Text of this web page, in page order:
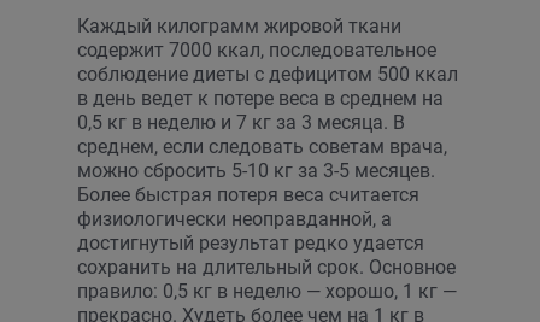
Каждый килограмм жировой ткани
содержит 7000 ккал, последовательное
соблюдение диеты с дефицитом 500 ккал
в день ведет к потере веса в среднем на
0,5 кг в неделю и 7 кг за 3 месяца. В
среднем, если следовать советам врача,
можно сбросить 5-10 кг за 3-5 месяцев.
Более быстрая потеря веса считается
физиологически неоправданной, а
достигнутый результат редко удается
сохранить на длительный срок. Основное
правило: 0,5 кг в неделю — хорошо, 1 кг —
прекрасно. Худеть более чем на 1 кг в